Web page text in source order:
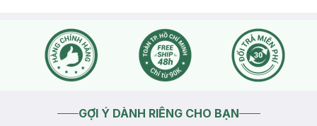
GỢI Ý DÀNH RIÊNG CHO BẠN